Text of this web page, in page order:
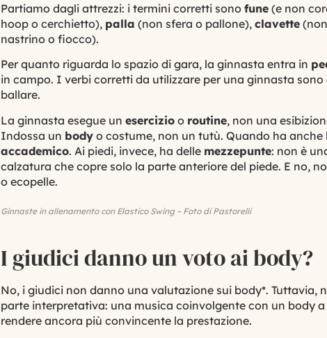
Partiamo dagli attrezzi: i termini corretti sono fune (e non
hoop o cerchietto), palla (non sfera o pallone), clavette
nastrino o fiocco).
Per quanto riguarda lo spazio di gara, la ginnasta entra in
in campo. I verbi corretti da utilizzare per una ginnasta sono
ballare.
La ginnasta esegue un esercizio o routine, non una
Indossa un body o costume, non un tutù. Quando ha
accademico. Ai piedi, invece, ha delle mezzepunte: non è
calzatura che copre solo la parte anteriore del piede. E no,
o ecopelle.
Ginnaste in allenamento con Elastico Swing – Foto di Pastorelli
I giudici danno un voto ai body?
No, i giudici non danno una valutazione sui body*. Tuttavia,
parte interpretativa: una musica coinvolgente con un body
rendere ancora più convincente la prestazione.